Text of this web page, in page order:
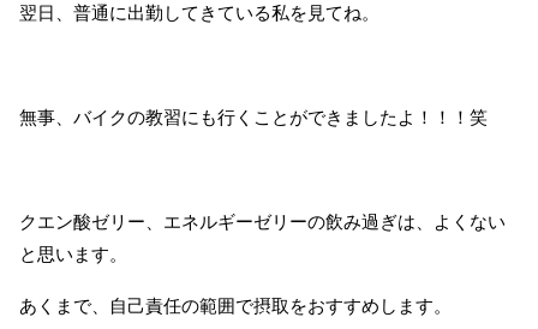
翌日、普通に出勤してきている私を見てね。
無事、バイクの教習にも行くことができましたよ！！！笑
クエン酸ゼリー、エネルギーゼリーの飲み過ぎは、よくない
と思います。
あくまで、自己責任の範囲で摂取をおすすめします。